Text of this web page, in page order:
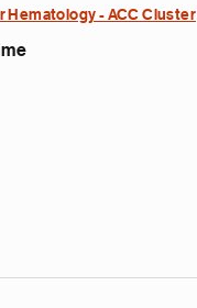
Hematology - ACC Cluster